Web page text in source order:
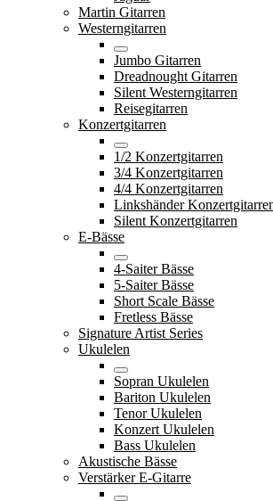
Martin Gitarren
Westerngitarren
Jumbo Gitarren
Dreadnought Gitarren
Silent Westerngitarren
Reisegitarren
Konzertgitarren
1/2 Konzertgitarren
3/4 Konzertgitarren
4/4 Konzertgitarren
Linkshänder
Silent Konzertgitarren
E-Bässe
4-Saiter Bässe
5-Saiter Bässe
Short Scale Bässe
Fretless Bässe
Signature Artist Series
Ukulelen
Sopran Ukulelen
Bariton Ukulelen
Tenor Ukulelen
Konzert Ukulelen
Bass Ukulelen
Akustische Bässe
Verstärker E-Gitarre